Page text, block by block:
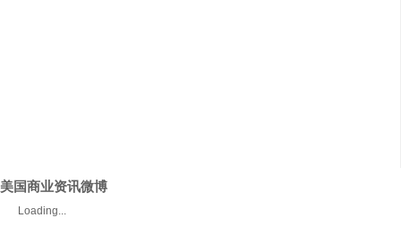
美国商业资讯微博
Loading...